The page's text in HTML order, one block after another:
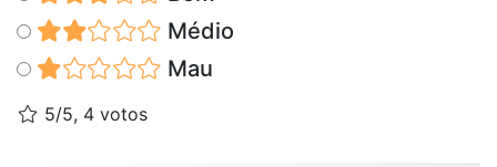
Médio
Mau
5/5, 4 votos